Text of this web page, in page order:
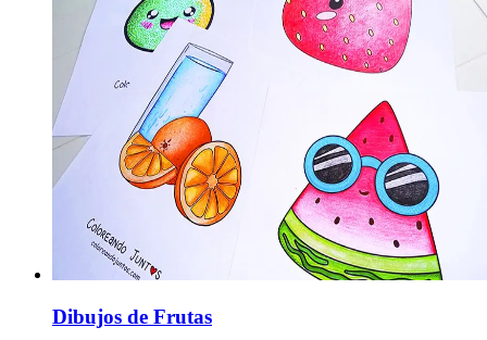
Dibujos de Frutas